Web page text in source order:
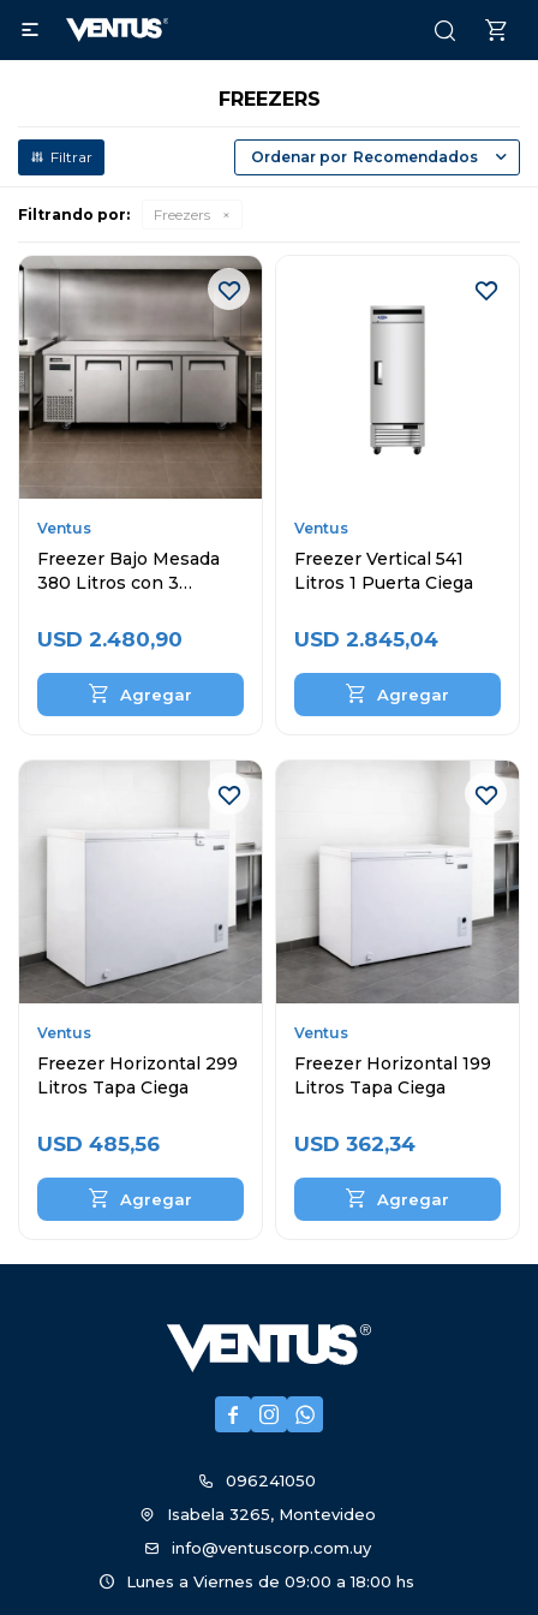

FREEZERS
Recomendados
Filtrando por: Freezers
Ventus
Freezer Bajo Mesada
380 Litros con 3
USD 2.480,90
Ventus
Freezer Vertical 541
Litros 1 Puerta Ciega
USD 2.845,04
Ventus
Freezer Horizontal 299
Litros Tapa Ciega
USD 485,56
Ventus
Freezer Horizontal 199
Litros Tapa Ciega
USD 362,34
  
096241050
Isabela 3265, Montevideo
info@ventuscorp.com.uy
Lunes a Viernes de 09:00 a 18:00 hs